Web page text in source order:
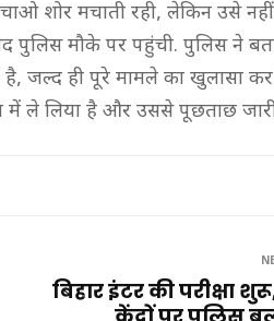
शोर मचाती रही, लेकिन उसे नहीं
पुलिस मौके पर पहुंची. पुलिस ने
है, जल्द ही पूरे मामले का खुलासा कर
में ले लिया है और उससे पूछताछ
बिहार इंटर की परीक्षा